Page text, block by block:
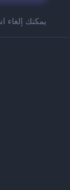
يمكنك